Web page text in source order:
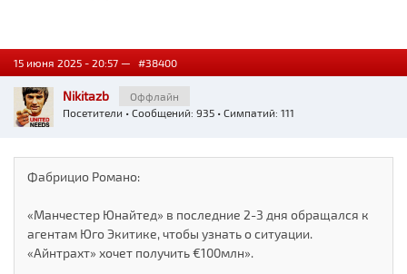
15 июня 2025 - 20:57 — #38400
Nikitazb
Оффлайн
Посетители • Сообщений: 935 • Симпатий: 111
Фабрицио Романо:
«Манчестер Юнайтед» в последние 2-3 дня обращался к
агентам Юго Экитике, чтобы узнать о ситуации.
«Айнтрахт» хочет получить €100млн».